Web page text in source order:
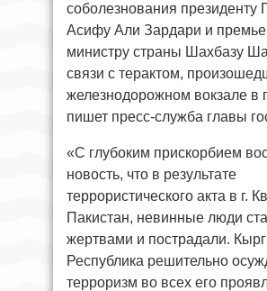
соболезнования президенту
Асифу Али Зардари и
министру страны Шахбазу
связи с терактом,
железнодорожном вокзале в
пишет пресс-служба главы
«С глубоким прискорбием
новость, что в результате
террористического акта в г.
Пакистан, невинные люди
жертвами и пострадали.
Республика решительно
терроризм во всех его